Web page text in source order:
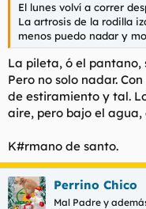
El lunes volví a correr
La artrosis de la rodilla
menos puedo nadar y
La pileta, ó el pantano,
Pero no solo nadar.
de estiramiento y tal.
aire, pero bajo el agua,
K#rmano de santo.
Perrino Chico
Mal Padre y